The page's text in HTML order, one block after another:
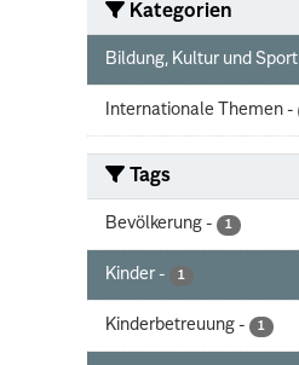
Kategorien
Bildung, Kultur und Sport
Internationale Themen -
Tags
Bevölkerung - 1
Kinder - 1
Kinderbetreuung - 1